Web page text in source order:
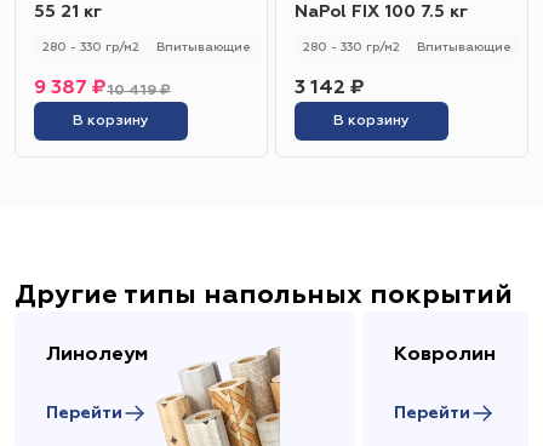
55 21 кг
280 - 330 гр/м2 Впитывающие
10 419 ₽
9 387 ₽
В корзину
NaPol FIX 100 7.5 кг
280 - 330 гр/м2 Впитывающие
3 142 ₽
В корзину
Другие типы напольных покрытий
Линолеум
Перейти
Ковролин
Перейти